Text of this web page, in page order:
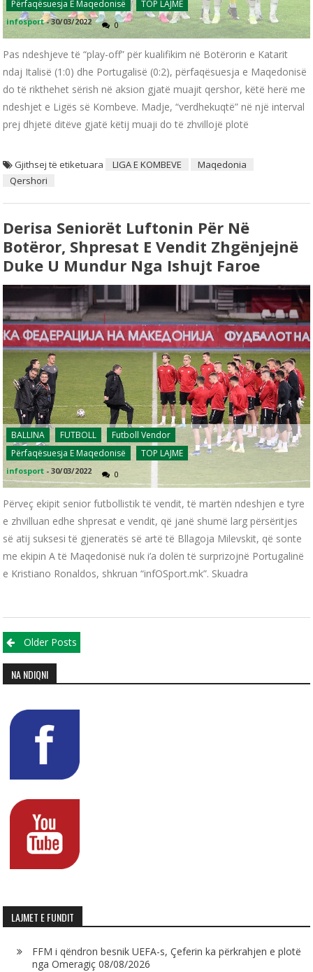
Përfaqësuesja E Maqedonisë TOP LAJME
infosport -30/03/2022 0
Pas ndeshjeve të “play-off” për kualifikim në Botërorin e Katarit
ndaj Italisë (1:0) dhe Portugalisë (0:2), përfaqësuesja e Maqedonisë
do të rikthehet sërish në aksion gjatë muajit qershor, këtë herë me
ndeshjet e Ligës së Kombeve. Madje, “verdhekuqtë” në një interval
prej dhjetë ditëve gjatë këtij muaji do të zhvillojë plotë
Gjithsej të etiketuara LIGA E KOMBEVE
Maqedonia
Qershori
Derisa Seniorët Luftonin Për Në
Botëror, Shpresat E Vendit Zhgënjejnë
Duke U Mundur Nga Ishujt Faroe
BALLINA FUTBOLL
Futboll Vendor
Përfaqësuesja E Maqedonisë
TOP LAJME
infosport -30/03/2022 0
Përveç ekipit senior futbollistik të vendit, të martën ndeshjen e tyre
e zhvilluan edhe shpresat e vendit, që janë shumë larg përsëritjes
së atij suksesi të gjeneratës së artë të Bllagoja Milevskit, që sonte
me ekipin A të Maqedonisë nuk i’a dolën të surprizojnë Portugalinë
e Kristiano Ronaldos, shkruan “infOSport.mk”. Skuadra
Posts navigation
Older Posts
NA NDIQNI
LAJMET E FUNDIT
FFM i qëndron besnik UEFA-s, Çeferin ka përkrahjen e plotë
nga Omeragiç 08/08/2026